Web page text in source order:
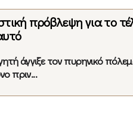
πρόβλεψη για το
άγγιξε τον πυρηνικό
πριν...